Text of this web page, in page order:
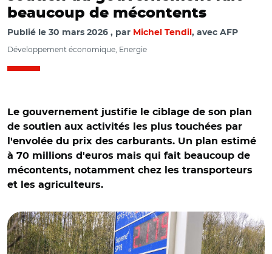
beaucoup de mécontents
Publié le 30 mars 2026 par Michel Tendil , avec AFP
Développement économique, Energie
Le gouvernement justifie le ciblage de son plan
de soutien aux activités les plus touchées par
l'envolée du prix des carburants. Un plan estimé
à 70 millions d'euros mais qui fait beaucoup de
mécontents, notamment chez les transporteurs
et les agriculteurs.